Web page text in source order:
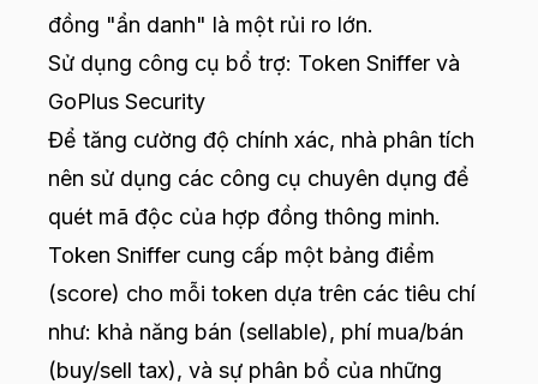
đồng "ẩn danh" là một rủi ro lớn.
Sử dụng công cụ bổ trợ: Token Sniffer và
GoPlus Security
Để tăng cường độ chính xác, nhà phân tích
nên sử dụng các công cụ chuyên dụng để
quét mã độc của hợp đồng thông minh.
Token Sniffer cung cấp một bảng điểm
(score) cho mỗi token dựa trên các tiêu chí
như: khả năng bán (sellable), phí mua/bán
(buy/sell tax), và sự phân bổ của những